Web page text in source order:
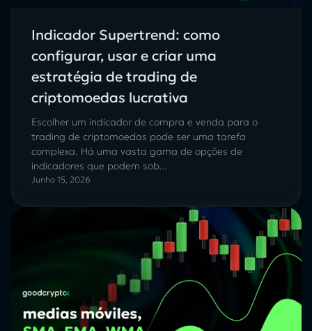
Indicador Supertrend: como
configurar, usar e criar uma
estratégia de trading de
criptomoedas lucrativa
Escolher um indicador de compra e venda para o
trading de criptomoedas pode ser uma tarefa
complexa. Há uma vasta gama de opções de
indicadores que podem sob...
Junho 15, 2026